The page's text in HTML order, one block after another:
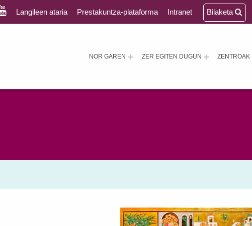
NOR GAREN ZER EGITEN DUGUN ZENTROAK
Langileen ataria Prestakuntza-plataforma Intranet Bilaketa